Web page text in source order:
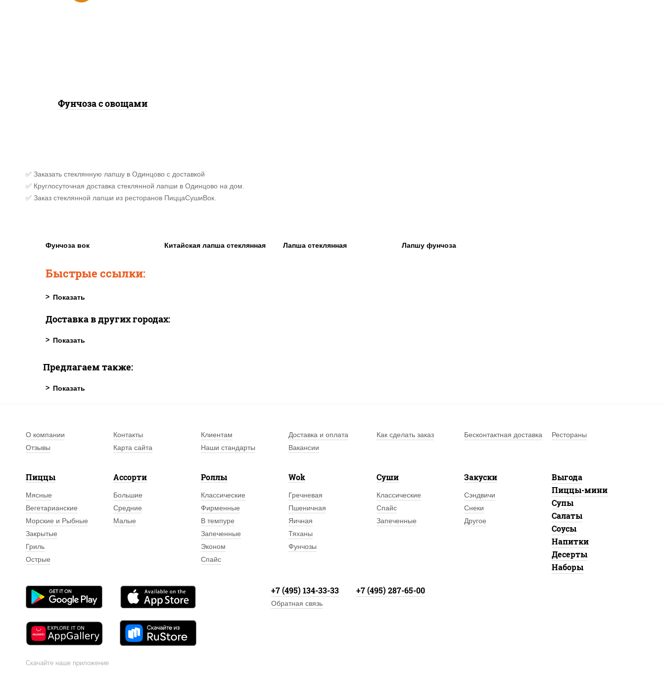
Фунчоза с овощами
✅ Заказать стеклянную лапшу в Одинцово с доставкой
✅ Круглосуточная доставка стеклянной лапши в Одинцово на дом.
✅ Заказ стеклянной лапши из ресторанов ПиццаСушиВок.
Фунчоза вок Китайская лапша стеклянная Лапша стеклянная Лапшу фунчоза
Быстрые ссылки:
Доставка в других городах:
Предлагаем также:
О компании Контакты Клиентам Доставка и оплата Как сделать заказ Бесконтактная доставка
Рестораны
Отзывы
Карта сайта Наши стандарты Вакансии
Пиццы
Мясные
Вегетарианские
Морские и Рыбные
Закрытые
Гриль
Острые
Ассорти
Большие
Средние
Малые
Роллы
Классические
Фирменные
В темпуре
Запеченные
Эконом
Спайс
Wok
Гречневая
Пшеничная
Яичная
Тяханы
Фунчозы
Суши
Классические
Спайс
Запеченные
Закуски
Сэндвичи
Снеки
Другое
Выгода
Пиццы-мини
Супы
Салаты
Соусы
Напитки
Десерты
Наборы
Скачайте наше приложение
+7 (495) 134-33-33 +7 (495) 287-65-00
Обратная связь